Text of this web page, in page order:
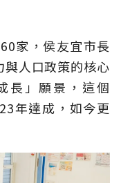
家，侯友宜市長
與人口政策的核心
長」願景，這個
年達成，如今更